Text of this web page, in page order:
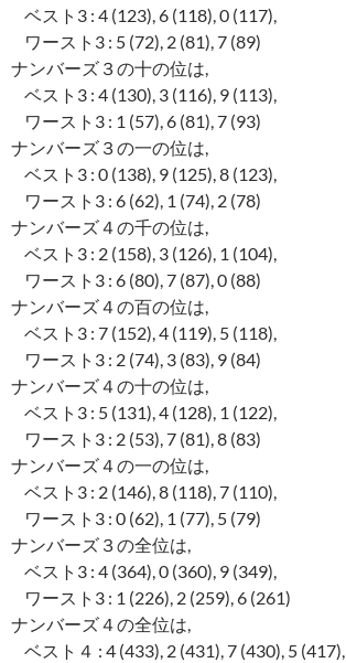
ベスト3 : 4 (123), 6 (118), 0 (117),
ワースト3 : 5 (72), 2 (81), 7 (89)
ナンバーズ３の十の位は,
ベスト3 : 4 (130), 3 (116), 9 (113),
ワースト3 : 1 (57), 6 (81), 7 (93)
ナンバーズ３の一の位は,
ベスト3 : 0 (138), 9 (125), 8 (123),
ワースト3 : 6 (62), 1 (74), 2 (78)
ナンバーズ４の千の位は,
ベスト3 : 2 (158), 3 (126), 1 (104),
ワースト3 : 6 (80), 7 (87), 0 (88)
ナンバーズ４の百の位は,
ベスト3 : 7 (152), 4 (119), 5 (118),
ワースト3 : 2 (74), 3 (83), 9 (84)
ナンバーズ４の十の位は,
ベスト3 : 5 (131), 4 (128), 1 (122),
ワースト3 : 2 (53), 7 (81), 8 (83)
ナンバーズ４の一の位は,
ベスト3 : 2 (146), 8 (118), 7 (110),
ワースト3 : 0 (62), 1 (77), 5 (79)
ナンバーズ３の全位は,
ベスト3 : 4 (364), 0 (360), 9 (349),
ワースト3 : 1 (226), 2 (259), 6 (261)
ナンバーズ４の全位は,
ベスト４ : 4 (433), 2 (431), 7 (430), 5 (417),